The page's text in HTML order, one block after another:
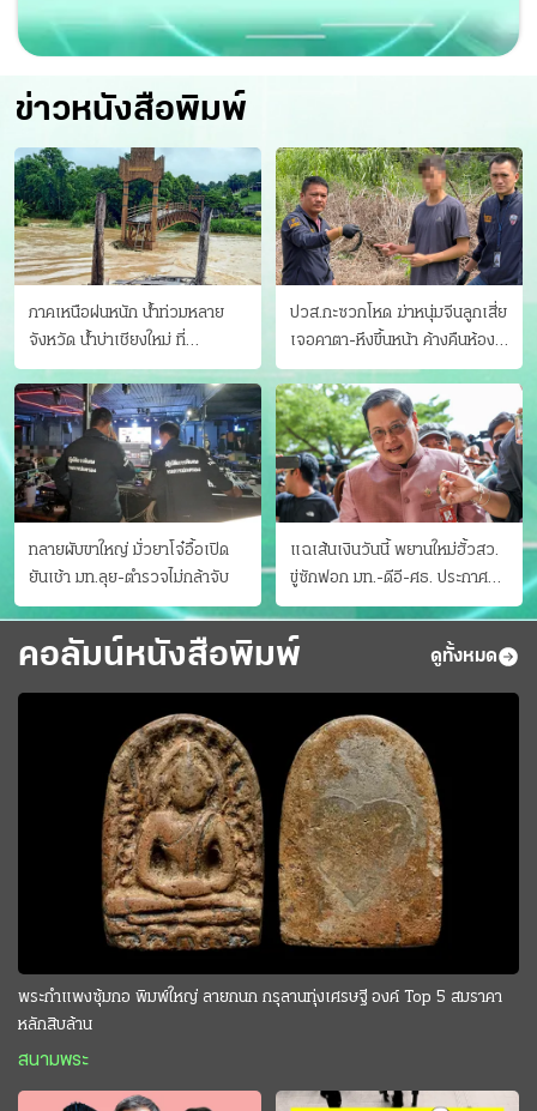
เม้นท์ ซึ่งให้ความร่วมมือในหลากหลายกิจกรรม อาทิ กิจกรรม
ตลาดซื้อขายภาพยนตร์ และนิทรรศการคูหาประเทศไทย โดย
มีมูลค่าการเจรจาการค้ารวมกว่า 2,000 ล้านบาท นอกจากนี้
ไฮไลต์ของคูหาประเทศไทย คือการจัดกิจกรรม Thai Film
Pitching Project 2023 นำเสนอโครงการการสร้างภาพยนตร์
เพื่อการร่วมลงทุน 2 เรื่อง ได้แก่ ทองหล่อคิดส์ โดย อาทิตย์
อัสสรัตน์ และ เจ้าหงิญ โดย เอมอัยย์ พลพิทักษ์ ซึ่งพบว่า มี
43 บริษัท ที่สนใจเข้าร่วมลงทุนมูลค่าประมาณ 100 ล้านบาท
ข่าวหนังสือพิมพ์
ภาคเหนือฝนหนัก น้ำท่วมหลาย
จังหวัด นํ้าบ่าเชียงใหม่ ที่
แม่ฮ่องสอน ซัดสะพานขาด
ปวส.กะซวกโหด ฆ่าหนุ่มจีนลูกเสี่ย
เจอคาตา-หึงขึ้นหน้า ค้างคืนห้อง
แฟนสาว
ทลายผับขาใหญ่ มั่วยาโจ๋อื้อเปิด
ยันเช้า มท.ลุย-ตำรวจไม่กล้าจับ
แฉเส้นเงินวันนี้ พยานใหม่ฮั้วสว.
ขู่ซักฟอก มท.-ดีอี-ศธ. ประกาศ
บัญชีท้องถิ่น
คอลัมน์หนังสือพิมพ์ ดูทั้งหมด
พระกำแพงซุ้มกอ พิมพ์ใหญ่ ลายกนก กรุลานทุ่งเศรษฐี องค์ Top 5 สมราคา
หลักสิบล้าน
สนามพระ